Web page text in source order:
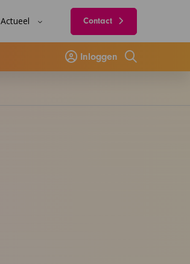
Actueel Contact
Inloggen
Zoeken